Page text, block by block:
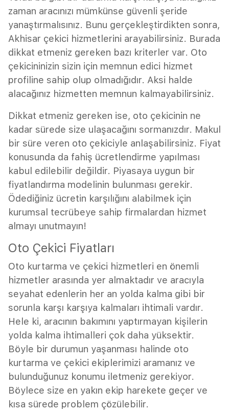
zaman aracınızı mümkünse güvenli şeride
yanaştırmalısınız. Bunu gerçekleştirdikten sonra,
Akhisar çekici hizmetlerini arayabilirsiniz. Burada
dikkat etmeniz gereken bazı kriterler var. Oto
çekicininizin sizin için memnun edici hizmet
profiline sahip olup olmadığıdır. Aksi halde
alacağınız hizmetten memnun kalmayabilirsiniz.
Dikkat etmeniz gereken ise, oto çekicinin ne
kadar sürede size ulaşacağını sormanızdır. Makul
bir süre veren oto çekiciyle anlaşabilirsiniz. Fiyat
konusunda da fahiş ücretlendirme yapılması
kabul edilebilir değildir. Piyasaya uygun bir
fiyatlandırma modelinin bulunması gerekir.
Ödediğiniz ücretin karşılığını alabilmek için
kurumsal tecrübeye sahip firmalardan hizmet
almayı unutmayın!
Oto Çekici Fiyatları
Oto kurtarma ve çekici hizmetleri en önemli
hizmetler arasında yer almaktadır ve aracıyla
seyahat edenlerin her an yolda kalma gibi bir
sorunla karşı karşıya kalmaları ihtimali vardır.
Hele ki, aracının bakımını yaptırmayan kişilerin
yolda kalma ihtimalleri çok daha yüksektir.
Böyle bir durumun yaşanması halinde oto
kurtarma ve çekici ekiplerimizi aramanız ve
bulunduğunuz konumu iletmeniz gerekiyor.
Böylece size en yakın ekip harekete geçer ve
kısa sürede problem çözülebilir.